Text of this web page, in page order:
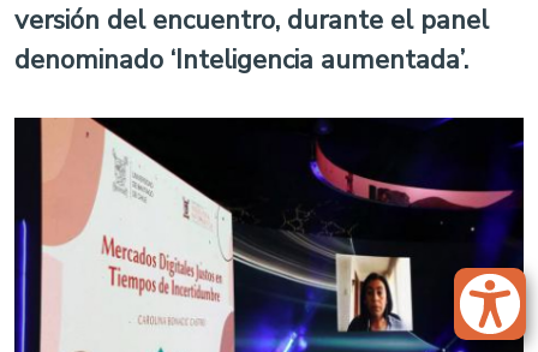
versión del encuentro, durante el panel
denominado ‘Inteligencia aumentada’.